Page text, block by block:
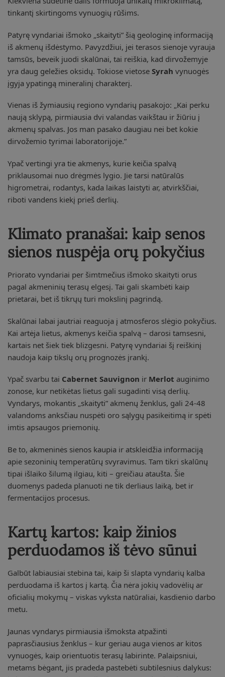
tinkantį skirtingoms vynuogių rūšims.
Patyrę vyndariai išmoko „skaityti” šią geologinę informaciją
iš akmenų išdėstymo. Pavyzdžiui, jei terasos sienoje vyrauja
tamsūs, beveik juodi skalūnai, tai reiškia, kad dirvožemyje
yra daug geležies oksidų. Tokiose vietose Syrah vynuogės
įgyja ypatingą mineralinį charakterį.
Vienas iš žymiausių regiono vyndarių pasakojo: „Kai perku
naują sklypą, pirmiausia dvi valandas vaikštau ir žiūriu į
akmenų spalvas. Jos man pasako daugiau nei bet kokie
dirvožemio tyrimai laboratorijoje.”
Ypač vertingi yra tie akmenys, kurie keičia spalvą
priklausomai nuo drėgmės lygio. Jie tarsi natūralūs
higrometrai, rodantys, kada laikas laistyti ar, atvirkščiai,
riboti vandens kiekį prieš derlių.
Klimato pranašai: kaip senos
sienos nuspėja orų pokyčius
Priorato vyndariai per šimtmečius išmoko skaityti orus
pagal akmeninių terasų elgesį. Tai gali skambėti kaip
prietarai, bet iš tikrųų turi mokslinį pagrindą.
Skalūnai labai jautriai reaguoja į atmosferos slėgio pokyčius.
Kai artėja lietus, akmenys keičia spalvą – darosi tamsesni,
kartais net šiek tiek blizgesni. Patyrę vyndariai šį reiškinį
naudoja kaip tikslų orų prognozės įrankį.
Ypač svarbu tai Cabernet Sauvignon ir Merlot auginimo
zonose, kur netikėtas lietus gali sugadinti visą derlių.
Vyndarys, mokantis „skaityti” akmenų ženklus, gali 24-48
valandoms anksčiau nuspėti oro sąlygų pasikeitimą ir spėti
imtis apsaugos priemonių.
Be to, akmeninės sienos kaupia ir atskleidžia informaciją
apie sezoninių temperatūrų svyravimus. Tam tikri skalūnų
tipai išlaiko šilumą ilgiau, kiti – greičiau ataušta. Šie
duomenys padeda planuoti ne tik derliaus laiką, bet ir
fermentacijos procesus.
Kartų kartos: kaip žinios
perduodamos iš tėvo sūnui
Galbūt labiausiai stebina tai, kaip ši slapta vyndarių kalba
perduodama iš kartos į kartą. Čia nėra jokių vadovėlių ar
oficialių mokymų – viskas vyksta natūraliai, kasdienio darbo
metu.
Jaunas vyndarys pirmiausia išmoksta atpažinti
paprasčiausius ženklus – kur geriau auga vienos ar kitos
vynuogės, kaip orientuotis terasų labirinte. Palaipsniui,
metams bėgant, jis pradeda pastebėti subtilesnius dalykus: